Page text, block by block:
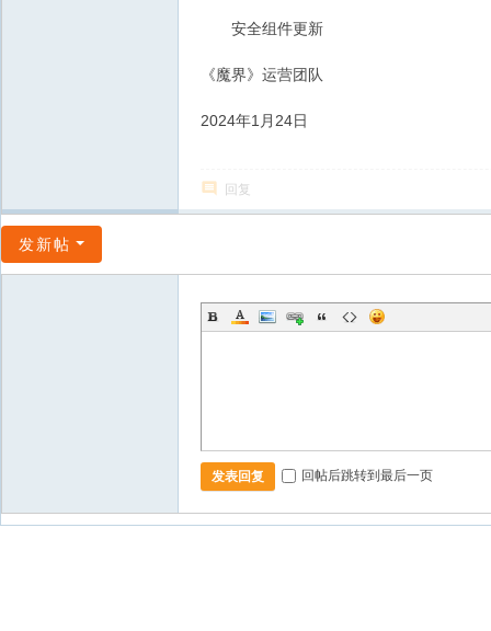
安全组件更新
《魔界》运营团队
2024年1月24日
回复
发新帖
发表回复 回帖后跳转到最后一页